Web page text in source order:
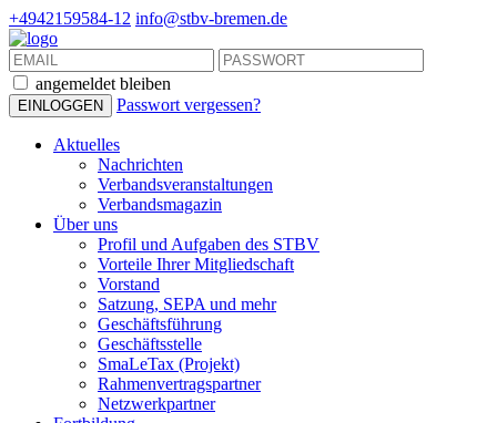
+4942159584-12 info@stbv-bremen.de
angemeldet bleiben
Passwort vergessen?
Aktuelles
Nachrichten
Verbandsveranstaltungen
Verbandsmagazin
Über uns
Profil und Aufgaben des STBV
Vorteile Ihrer Mitgliedschaft
Vorstand
Satzung, SEPA und mehr
Geschäftsführung
Geschäftsstelle
SmaLeTax (Projekt)
Rahmenvertragspartner
Netzwerkpartner